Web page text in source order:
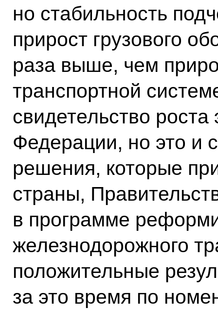
но стабильность
прирост грузового
раза выше, чем
транспортной
свидетельство
Федерации, но это и
решения, которые
страны,
в программе
железнодорожного
положительные
за это время по